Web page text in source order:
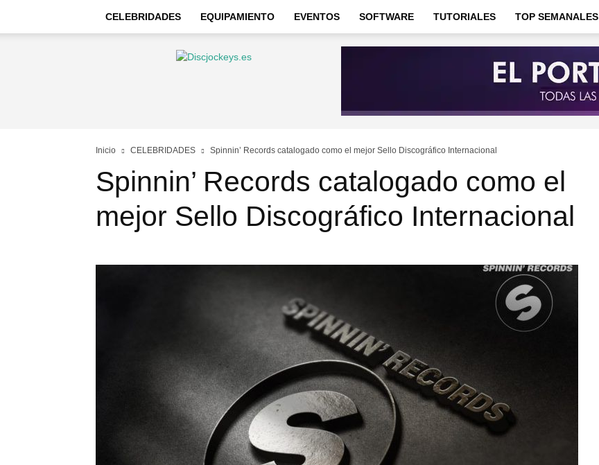
CELEBRIDADES EQUIPAMIENTO EVENTOS SOFTWARE TUTORIALES TOP SEMANALES
Discjockeys
Inicio CELEBRIDADES Spinnin’ Records catalogado como el mejor Sello Discográfico Internacional
Spinnin’ Records catalogado como el
mejor Sello Discográfico Internacional